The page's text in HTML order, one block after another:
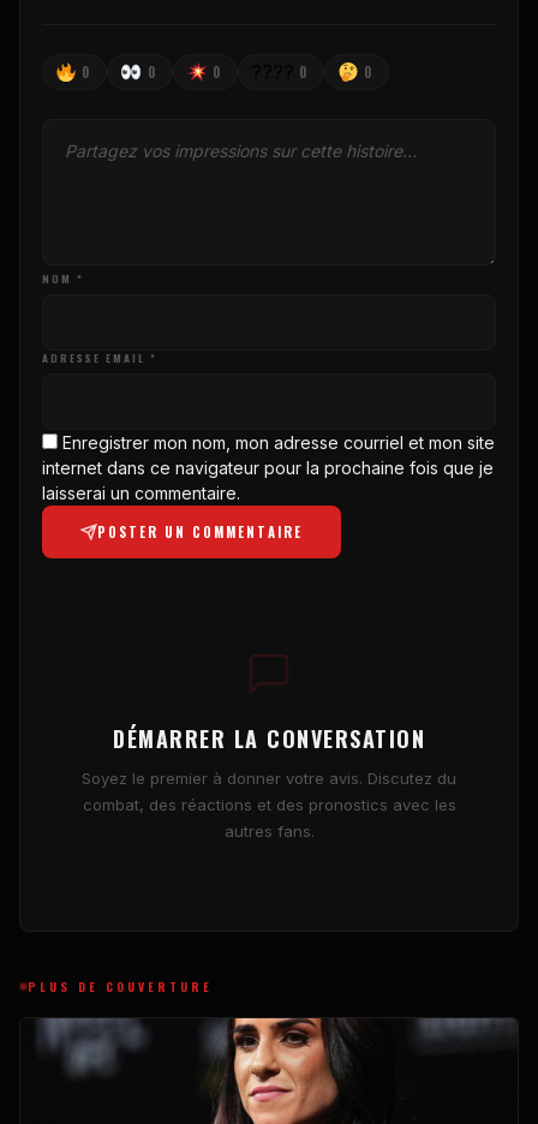
0 0 0 0 0
NOM *
ADRESSE EMAIL *
Enregistrer mon nom, mon adresse courriel et mon site
internet dans ce navigateur pour la prochaine fois que je
laisserai un commentaire.
POSTER UN COMMENTAIRE
DÉMARRER LA CONVERSATION
Soyez le premier à donner votre avis. Discutez du
combat, des réactions et des pronostics avec les
autres fans.
PLUS DE COUVERTURE